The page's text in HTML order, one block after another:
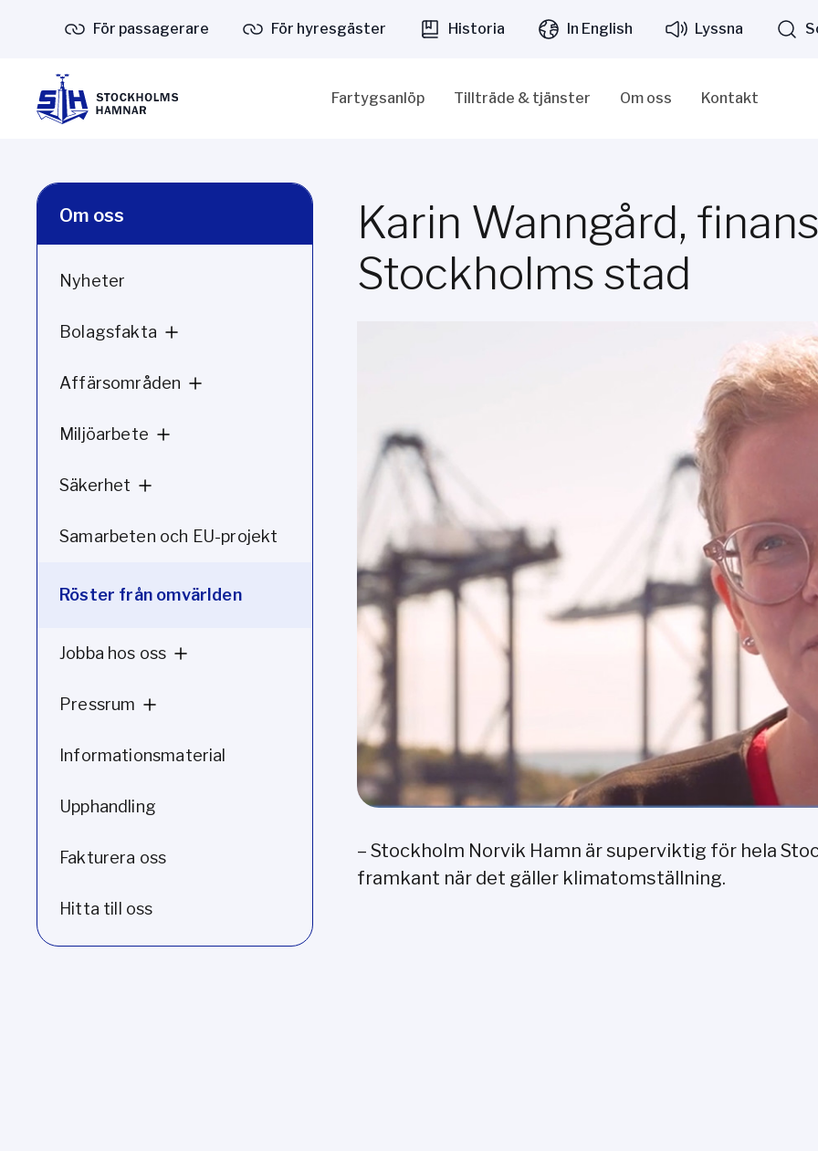
För passagerare För hyresgäster Historia In English Lyssna
Fartygsanlöp Tillträde & tjänster Om oss Kontakt
Om oss
Nyheter
Bolagsfakta
Affärsområden
Miljöarbete
Säkerhet
Samarbeten och EU-projekt
Röster från omvärlden
Jobba hos oss
Pressrum
Informationsmaterial
Upphandling
Fakturera oss
Hitta till oss
Karin Wanngård,
Stockholms stad
– Stockholm Norvik Hamn är superviktig för hela
framkant när det gäller klimatomställning.